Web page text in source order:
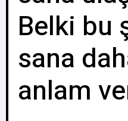
Belki bu
sana
anlam